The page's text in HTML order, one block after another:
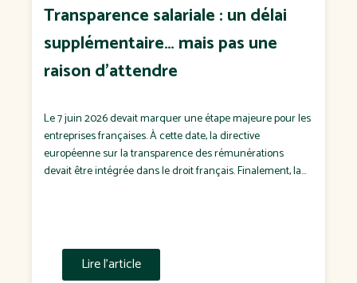
Transparence salariale : un délai
supplémentaire… mais pas une
raison d'attendre
Le 7 juin 2026 devait marquer une étape majeure pour les
entreprises françaises. À cette date, la directive
européenne sur la transparence des rémunérations
devait être intégrée dans le droit français. Finalement, la
Lire l'article